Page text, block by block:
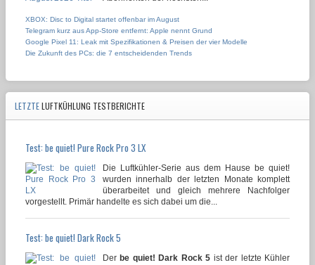
XBOX: Disc to Digital startet offenbar im August
Telegram kurz aus App-Store entfernt: Apple nennt Grund
Google Pixel 11: Leak mit Spezifikationen & Preisen der vier Modelle
Die Zukunft des PCs: die 7 entscheidenden Trends
LETZTELUFTKÜHLUNG TESTBERICHTE
Test: be quiet! Pure Rock Pro 3 LX
Die Luftkühler-Serie aus dem Hause be quiet!
wurden innerhalb der letzten Monate komplett
überarbeitet und gleich mehrere Nachfolger
vorgestellt. Primär handelte es sich dabei um die...
Test: be quiet! Dark Rock 5
Der be quiet! Dark Rock 5 ist der letzte Kühler